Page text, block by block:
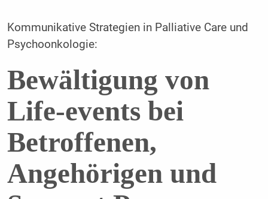
Kommunikative Strategien in Palliative Care und
Psychoonkologie:
Bewältigung von
Life-events bei
Betroffenen,
Angehörigen und